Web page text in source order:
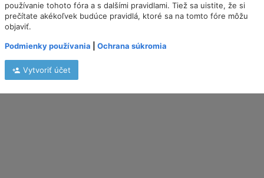
používanie tohoto fóra a s dalšími pravidlami. Tiež sa uistite, že si
prečítate akékoľvek budúce pravidlá, ktoré sa na tomto fóre môžu
objaviť.
Podmienky používania Ochrana súkromia
Vytvoriť účet